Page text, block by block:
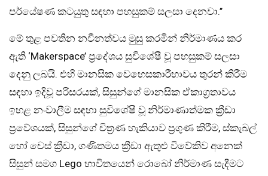
පර්යේෂණ කටයුතු සඳහා පහසුකම් සලසා දෙනවා.’’
මේ තුළ පවතින නවීනත්වය මුසු කරමින් නිර්මාණය කර
ඇති ‘Makerspace’ ප්‍රදේශය සුවිශේෂී වූ පහසුකම් සලසා
දෙනු ලබයි. එහි මානසික වෙහෙසකාරීභාවය තුරන් කිරීම
සඳහා ඉදිවූ පරිසරයක්, සිසුන්ගේ මානසික ඒකාග්‍රතාවය
ඉහළ නංවාලීම සඳහා සුවිශේෂී වූ නිර්මාණාත්මක ක්‍රීඩා
ප්‍රවේශයක්, සිසුන්ගේ චිත්‍රණ හැකියාව ප්‍රගුණ කිරීම, ස්කැබල්
හෝ චෙස් ක්‍රීඩා, ගණිතමය ක්‍රීඩා ඇතුළු විවේකිව අනෙක්
සිසුන් සමග Lego භාවිතයෙන් රොබෝ නිර්මාණ සැදීමට